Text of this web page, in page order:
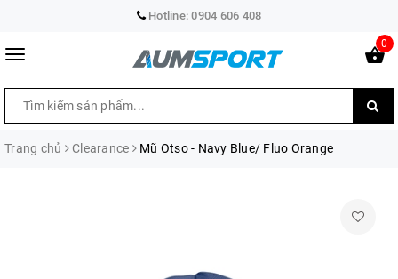
Hotline:0904 606 408
0
Trang chủ Clearance Mũ Otso - Navy Blue/ Fluo Orange